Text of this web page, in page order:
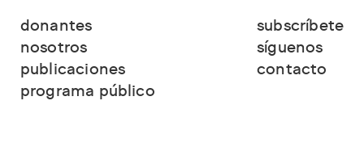
donantes
nosotros
publicaciones
programa público
subscríbete
síguenos
contacto